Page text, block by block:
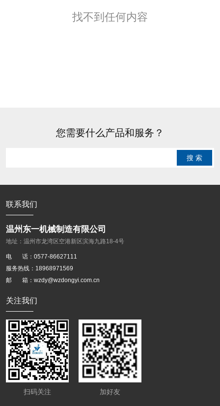
找不到任何内容
您需要什么产品和服务？
搜 索
联系我们
温州东一机械制造有限公司
地址：温州市龙湾区空港新区滨海九路18-4号
电 话：0577-86627111
服务热线：18968971569
邮 箱：wzdy@wzdongyi.com.cn
关注我们
扫码关注 加好友